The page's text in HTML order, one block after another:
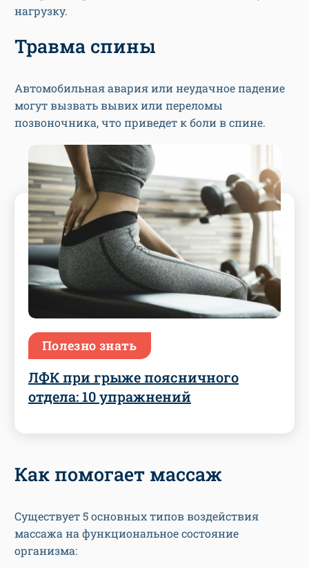
нагрузку.
Травма спины
Автомобильная авария или неудачное падение
могут вызвать вывих или переломы
позвоночника, что приведет к боли в спине.
Полезно знать
ЛФК при грыже поясничного
отдела: 10 упражнений
Как помогает массаж
Существует 5 основных типов воздействия
массажа на функциональное состояние
организма: